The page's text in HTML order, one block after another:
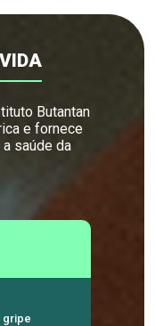
Butantan
e fornece
saúde da
gripe